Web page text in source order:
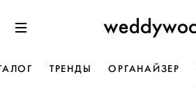
к содержанию
ТРЕНДЫ ОРГАНАЙЗЕР